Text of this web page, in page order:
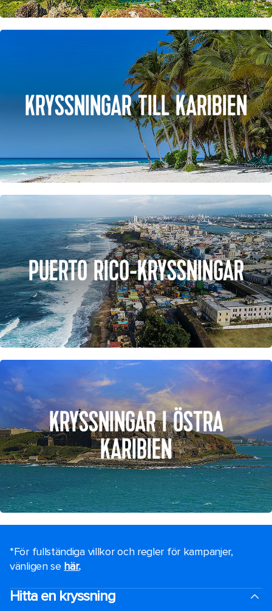
KRYSSNINGAR TILL KARIBIEN
PUERTO RICO-KRYSSNINGAR
KRYSSNINGAR I ÖSTRA
KARIBIEN
*För fullständiga villkor och regler för kampanjer,
vänligen se här..
Hitta en kryssning